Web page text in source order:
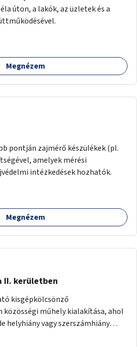
úton, a lakók, az üzletek és a
Megnézem
pontján zajmérő készülékek (pl.
amelyek mérési
intézkedések hozhatók.
Megnézem
II. kerületben
kisgépkölcsönző
közösségi műhely kialakítása, ahol
helyhiány vagy szerszámhiány